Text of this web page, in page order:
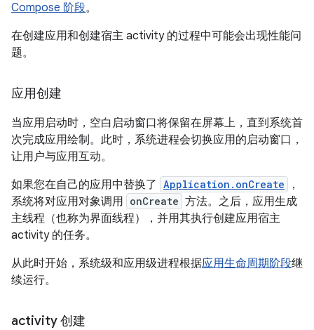
Compose 阶段。
在创建应用和创建宿主 activity 的过程中可能会出现性能问
题。
应用创建
当应用启动时，空白启动窗口将保留在屏幕上，直到系统首
次完成应用绘制。此时，系统进程会切换应用的启动窗口，
让用户与应用互动。
如果您在自己的应用中替换了 Application.onCreate
，
系统将对应用对象调用 onCreate 方法。之后，应用生成
主线程（也称为界面线程），并用其执行创建应用宿主
activity 的任务。
从此时开始，系统级和应用级进程根据应用生命周期阶段继
续运行。
activity 创建